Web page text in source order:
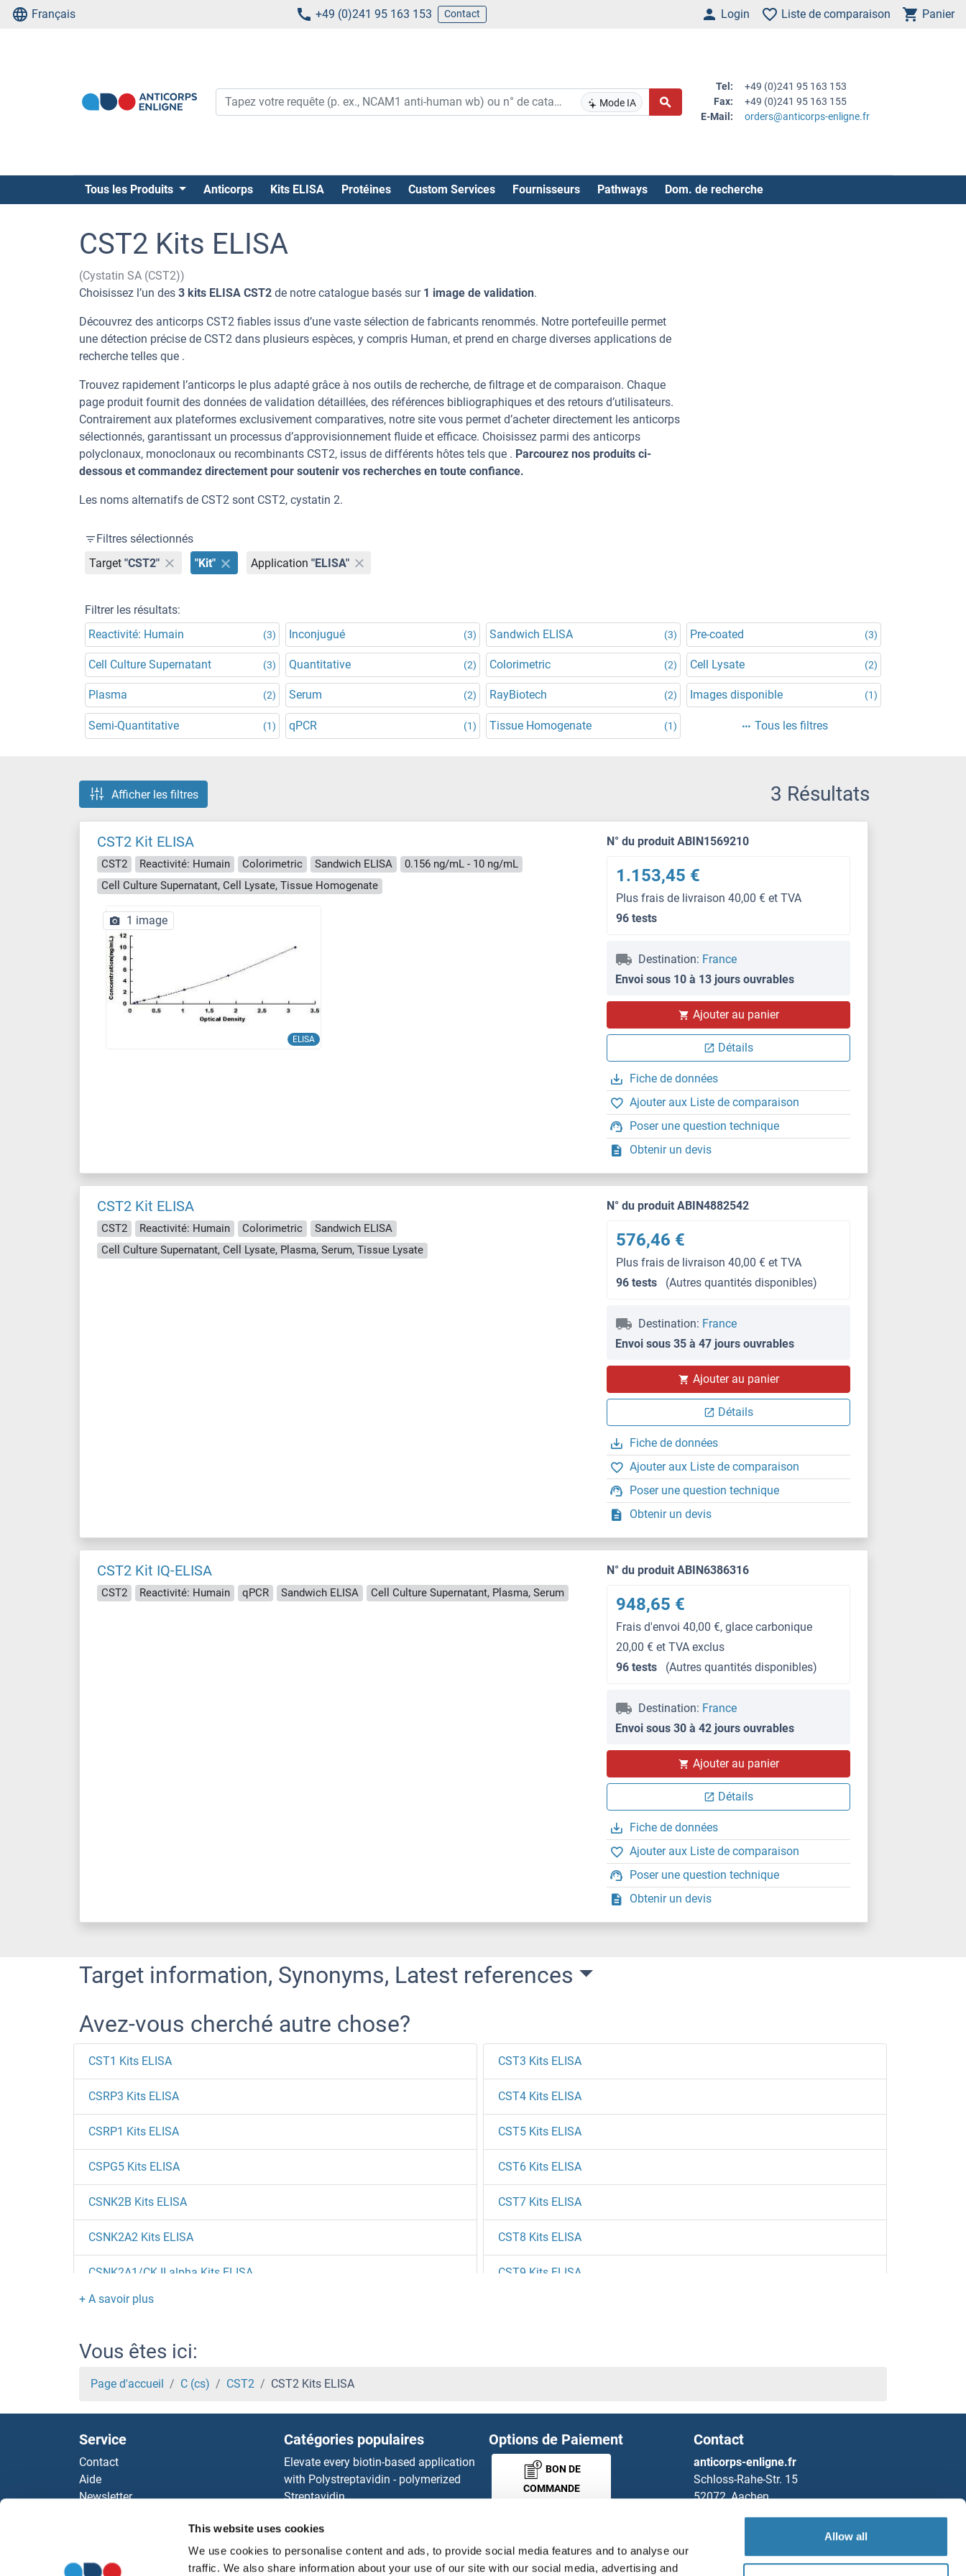
This website uses cookies
We use cookies to personalise content and ads, to provide social media features and to analyse our
traffic. We also share information about your use of our site with our social media, advertising and
Allow all
Français +49 (0)241 95 163 153 Contact Login Liste de comparaison Panier
Mode IA
Tel:
+49 (0)241 95 163 153
Fax:
+49 (0)241 95 163 155
E-Mail:
orders@anticorps-enligne.fr
Tous les Produits Anticorps Kits ELISA Protéines Custom Services Fournisseurs Pathways Dom. de recherche
CST2 Kits ELISA
(Cystatin SA (CST2))
Choisissez l’un des 3 kits ELISA CST2 de notre catalogue basés sur 1 image de validation.
Découvrez des anticorps CST2 fiables issus d’une vaste sélection de fabricants renommés. Notre portefeuille permet
une détection précise de CST2 dans plusieurs espèces, y compris Human, et prend en charge diverses applications de
recherche telles que .
Trouvez rapidement l’anticorps le plus adapté grâce à nos outils de recherche, de filtrage et de comparaison. Chaque
page produit fournit des données de validation détaillées, des références bibliographiques et des retours d’utilisateurs.
Contrairement aux plateformes exclusivement comparatives, notre site vous permet d’acheter directement les anticorps
sélectionnés, garantissant un processus d’approvisionnement fluide et efficace. Choisissez parmi des anticorps
polyclonaux, monoclonaux ou recombinants CST2, issus de différents hôtes tels que . Parcourez nos produits ci-
dessous et commandez directement pour soutenir vos recherches en toute confiance.
Les noms alternatifs de CST2 sont CST2, cystatin 2.
Filtres sélectionnés
Target "CST2" "Kit" Application "ELISA"
Filtrer les résultats:
Reactivité: Humain
(3) Inconjugué (3) Sandwich ELISA (3) Pre-coated (3)
Cell Culture Supernatant (3) Quantitative (2) Colorimetric (2) Cell Lysate (2)
Plasma (2) Serum (2) RayBiotech (2) Images disponible (1)
Semi-Quantitative (1) qPCR (1) Tissue Homogenate (1) Tous les filtres
Afficher les filtres 3 Résultats
CST2 Kit ELISA
CST2 Reactivité: Humain Colorimetric Sandwich ELISA
0.156 ng/mL - 10 ng/mL
Cell Culture Supernatant, Cell Lysate, Tissue Homogenate
ELISA
1 image
N° du produit ABIN1569210
1.153,45 €
Plus frais de livraison 40,00 € et TVA
96 tests
Destination: France
Envoi sous 10 à 13 jours ouvrables
Ajouter au panier
Détails
Fiche de données
Ajouter aux Liste de comparaison
Poser une question technique
Obtenir un devis
CST2 Kit ELISA
CST2 Reactivité: Humain Colorimetric
Sandwich ELISA
Cell Culture Supernatant, Cell Lysate, Plasma, Serum, Tissue Lysate
N° du produit ABIN4882542
576,46 €
Plus frais de livraison 40,00 € et TVA
96 tests
(Autres quantités disponibles)
Destination: France
Envoi sous 35 à 47 jours ouvrables
Ajouter au panier
Détails
Fiche de données
Ajouter aux Liste de comparaison
Poser une question technique
Obtenir un devis
CST2 Kit IQ-ELISA
CST2 Reactivité: Humain qPCR Sandwich ELISA Cell Culture Supernatant, Plasma, Serum
N° du produit ABIN6386316
948,65 €
Frais d'envoi 40,00 €, glace carbonique
20,00 € et TVA exclus
96 tests
(Autres quantités disponibles)
Destination: France
Envoi sous 30 à 42 jours ouvrables
Ajouter au panier
Détails
Fiche de données
Ajouter aux Liste de comparaison
Poser une question technique
Obtenir un devis
Target information, Synonyms, Latest references
Avez-vous cherché autre chose?
CST1 Kits ELISA
CSRP3 Kits ELISA
CSRP1 Kits ELISA
CSPG5 Kits ELISA
CSNK2B Kits ELISA
CSNK2A2 Kits ELISA
CSNK2A1/CK II alpha Kits ELISA
CSNK1A1 Kits ELISA
CSN3 Kits ELISA
CSN2 Kits ELISA
CSK Kits ELISA
CSH1 Kits ELISA
CSGALNACT1 Kits ELISA
CSF2RB2 Kits ELISA
CST3 Kits ELISA
CST4 Kits ELISA
CST5 Kits ELISA
CST6 Kits ELISA
CST7 Kits ELISA
CST8 Kits ELISA
CST9 Kits ELISA
CTAG1A Kits ELISA
CTAG1B Kits ELISA
CTAGE1 Kits ELISA
CTBP2 Kits ELISA
Vous êtes ici:
Page d'accueil C (cs) CST2 CST2 Kits ELISA
Service
Contact
Aide
Newsletter
Catégories populaires
Elevate every biotin-based application
with Polystreptavidin - polymerized
Streptavidin.
Rabbit RFP Antibody
Rockland Original products
ELISA Kits
Options de Paiement
BON DE
COMMANDE
MONEY-BACK-
GUARANTEE
Contact
anticorps-enligne.fr
Schloss-Rahe-Str. 15
52072, Aachen
Allemagne
+49 (0)241 95 163 153
+49 (0)241 95 163 155